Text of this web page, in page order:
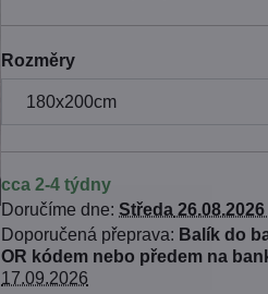
Rozměry
cca 2-4 týdny
Doručíme dne:Středa
Balík do
OR kódem nebo předem na
17.09.2026